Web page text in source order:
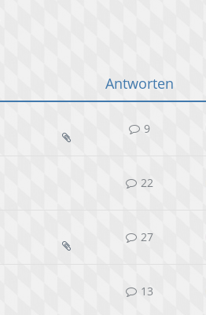
Antworten
9
22
27
13